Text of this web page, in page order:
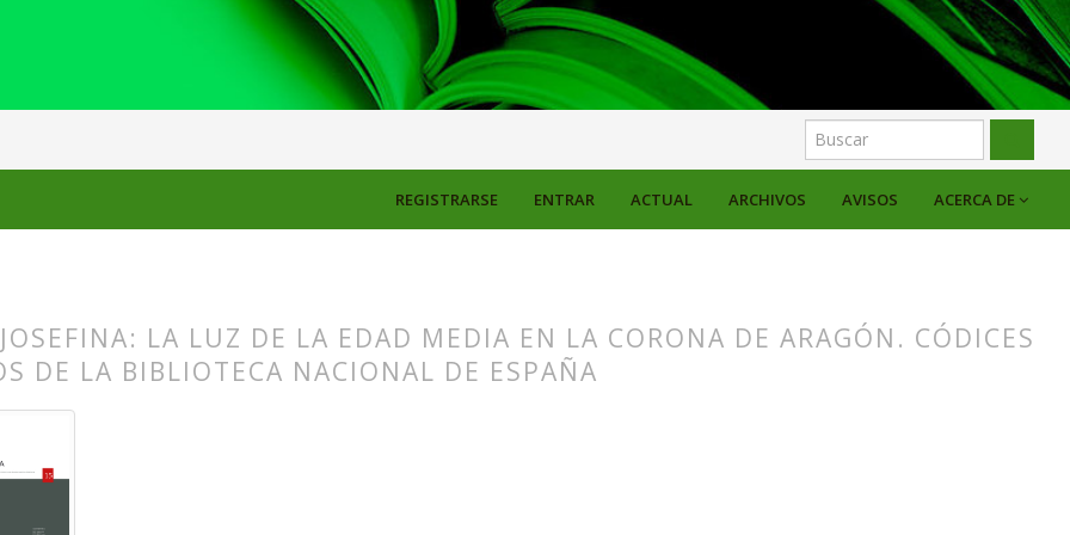
ACTUAL ARCHIVOS AVISOS ACERCA DE
REGISTRARSE ENTRAR
LA LUZ DE LA EDAD MEDIA EN LA CORONA DE ARAGÓN. CÓDICES
DE LA BIBLIOTECA NACIONAL DE ESPAÑA